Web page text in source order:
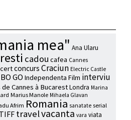
mea" Ana Ularu
cadou cafea Cannes
concurs Craciun Electric Castle
GO Independenta Film interviu
de Cannes à BucarestLondra Marina
Marius Manole Mihaela Glavan
Afrim Romania sanatate serial
TIFF travelvacanta vara viata